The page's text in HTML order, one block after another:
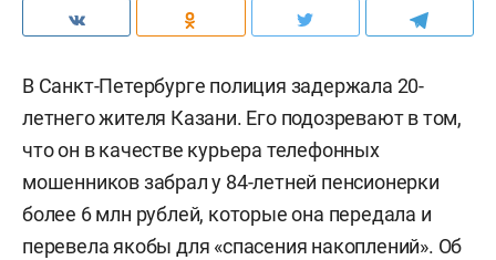
В Санкт-Петербурге полиция задержала 20-
летнего жителя Казани. Его подозревают в том,
что он в качестве курьера телефонных
мошенников забрал у 84-летней пенсионерки
более 6 млн рублей, которые она передала и
перевела якобы для «спасения накоплений». Об